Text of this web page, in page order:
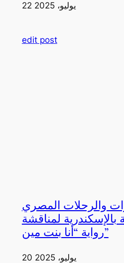
22 يوليو، 2025
edit post
والرحلات المصري
بالإسكندرية لمناقشة
رواية “أنا بنت مين”
20 يوليو، 2025